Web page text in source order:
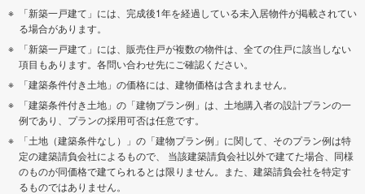
「新築一戸建て」には、完成後1年を経過している未入居物件が掲載されてい
る場合があります。
「新築一戸建て」には、販売住戸が複数の物件は、全ての住戸に該当しない
項目もあります。各問い合わせ先にご確認ください。
「建築条件付き土地」の価格には、建物価格は含まれません。
「建築条件付き土地」の「建物プラン例」は、土地購入者の設計プランの一
例であり、プランの採用可否は任意です。
「土地（建築条件なし）」の「建物プラン例」に関して、そのプラン例は特
定の建築請負会社によるもので、 当該建築請負会社以外で建てた場合、同様
のものが同価格で建てられるとは限りません。また、建築請負会社を特定す
るものではありません。